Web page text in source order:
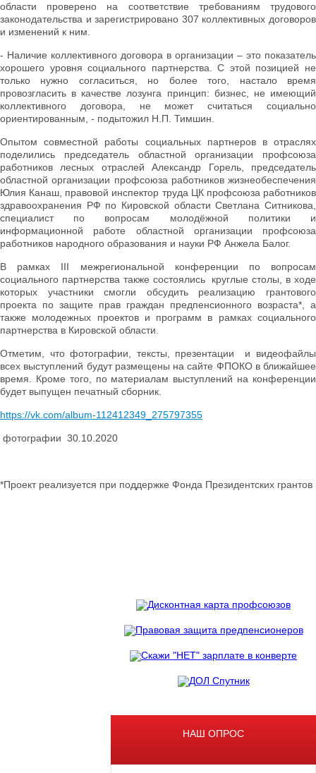
области проверено на соответствие требованиям трудового
законодательства и зарегистрировано 307 коллективных договоров
и изменений к ним.
- Наличие коллективного договора в организации – это показатель
хорошего уровня социального партнерства. С этой позицией не
только нужно согласиться, но более того, настало время
провозгласить в качестве лозунга принцип: бизнес, не имеющий
коллективного договора, не может считаться социально
ориентированным, - подытожил Н.П. Тимшин.
Опытом совместной работы социальных партнеров в отраслях
поделились председатель областной организации профсоюза
работников лесных отраслей Александр Горель, председатель
областной организации профсоюза работников жизнеобеспечения
Юлия Канаш, правовой инспектор труда ЦК профсоюза работников
здравоохранения РФ по Кировской области Светлана Ситникова,
специалист по вопросам молодёжной политики и
информационной работе областной организации профсоюза
работников народного образования и науки РФ Анжела Балог.
В рамках III межрегиональной конференции по вопросам
социального партнерства также состоялись круглые столы, в ходе
которых участники смогли обсудить реализацию грантового
проекта по защите прав граждан предпенсионного возраста*, а
также молодежных проектов и программ в рамках социального
партнерства в Кировской области.
Отметим, что фотографии, тексты, презентации и видеофайлы
всех выступлений будут размещены на сайте ФПОКО в ближайшее
время. Кроме того, по материалам выступлений на конференции
будет выпущен печатный сборник.
https://vk.com/album-112412349_275797355
фотографии 30.10.2020
*Проект реализуется при поддержке Фонда Президентских грантов
НАШ ОПРОС